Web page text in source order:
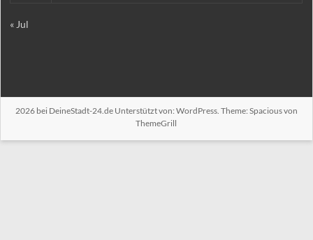
« Jul
2026 bei DeineStadt-24.deUnterstützt von: WordPress. Theme: Spacious von
ThemeGrill